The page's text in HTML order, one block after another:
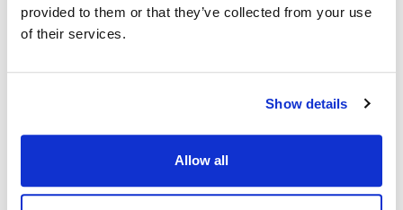
provided to them or that they’ve collected from your use
of their services.
Show details
Allow all
Kiinteistönvälittäjä LKV
Harry Lockmer LKV | 2498435-8
Lisätiedot ja myynti:
Harry Lockmer